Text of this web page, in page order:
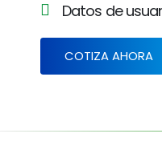
Datos de
COTIZA AHORA